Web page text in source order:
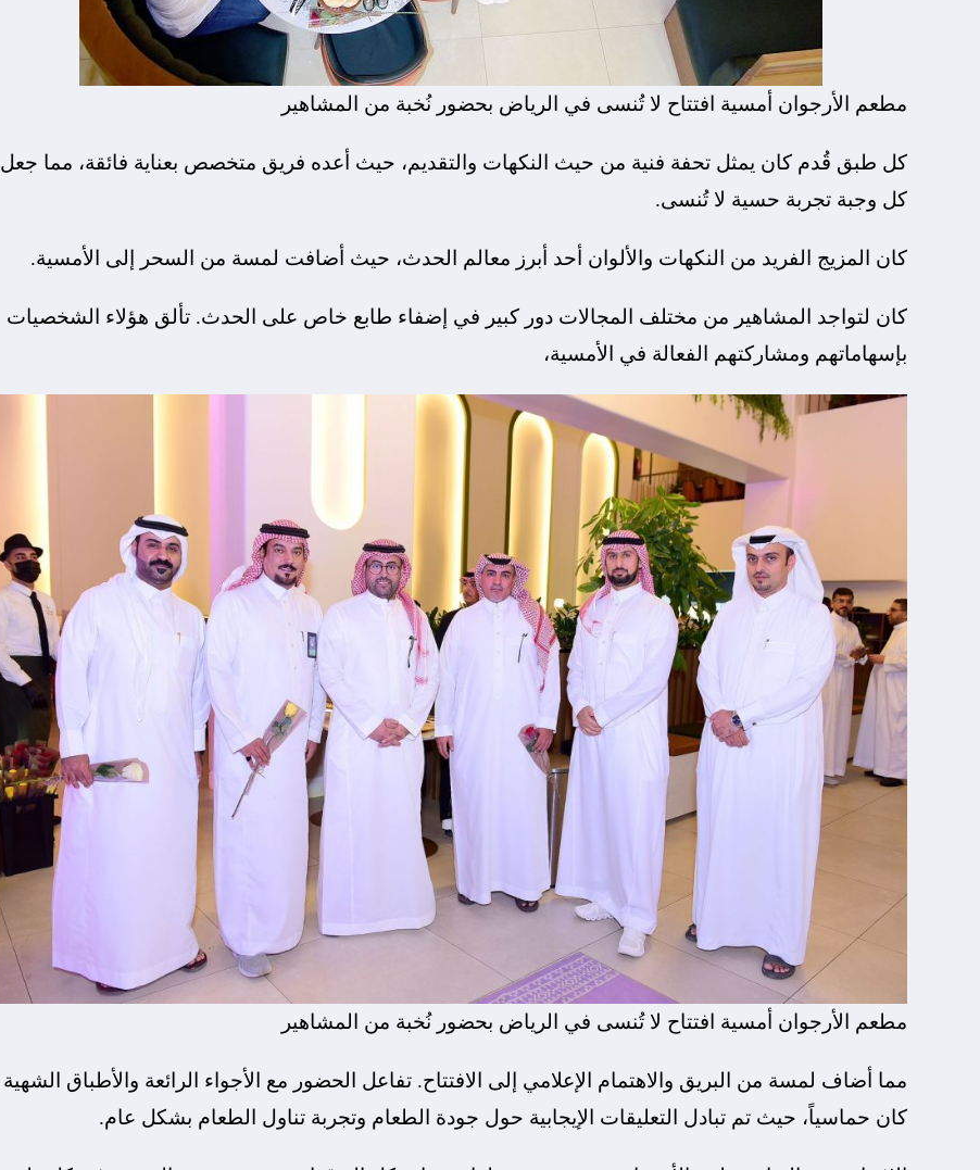
مطعم الأرجوان أمسية افتتاح لا تُنسى في الرياض بحضور نُخبة من المشاهير
كل طبق قُدم كان يمثل تحفة فنية من حيث النكهات والتقديم، حيث أعده فريق متخصص بعناية فائقة، مما جعل
كل وجبة تجربة حسية لا تُنسى.
كان المزيج الفريد من النكهات والألوان أحد أبرز معالم الحدث، حيث أضافت لمسة من السحر إلى الأمسية.
كان لتواجد المشاهير من مختلف المجالات دور كبير في إضفاء طابع خاص على الحدث. تألق هؤلاء الشخصيات
بإسهاماتهم ومشاركتهم الفعالة في الأمسية،
مطعم الأرجوان أمسية افتتاح لا تُنسى في الرياض بحضور نُخبة من المشاهير
مما أضاف لمسة من البريق والاهتمام الإعلامي إلى الافتتاح. تفاعل الحضور مع الأجواء الرائعة والأطباق الشهية
كان حماسياً، حيث تم تبادل التعليقات الإيجابية حول جودة الطعام وتجربة تناول الطعام بشكل عام.